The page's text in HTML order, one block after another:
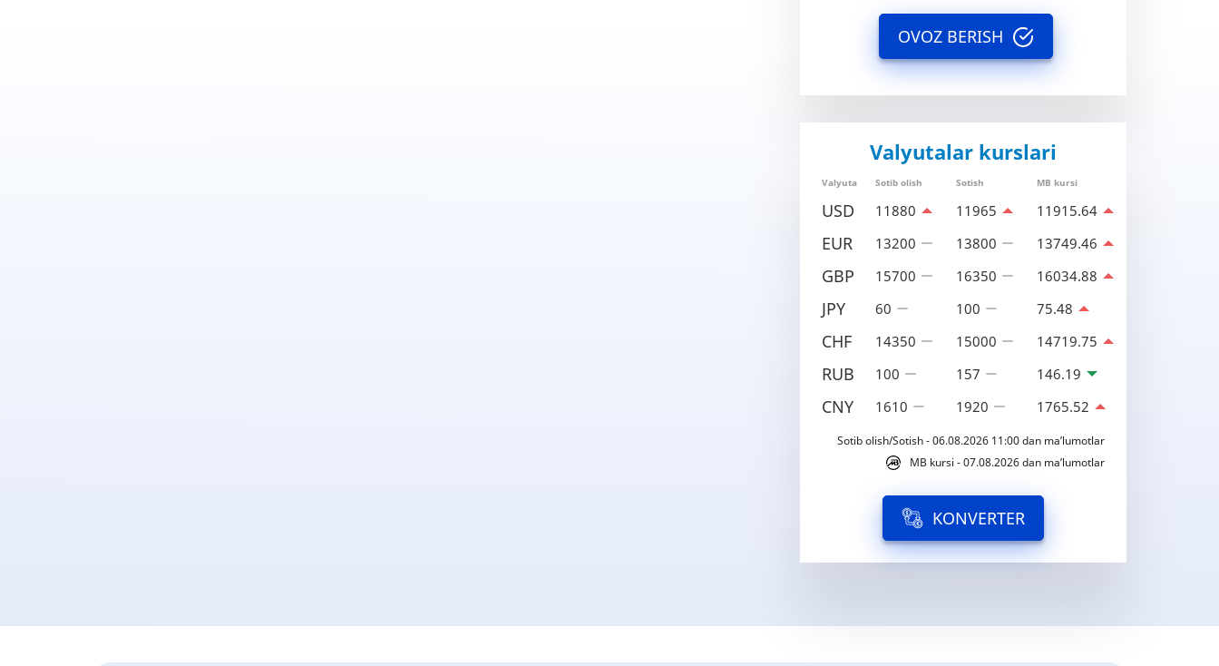
OVOZ BERISH
Valyutalar kurslari
Valyuta Sotib olish Sotish MB kursi
USD 11880 11965 11915.64
EUR 13200 13800 13749.46
GBP 15700 16350 16034.88
JPY 60 100 75.48
CHF 14350 15000 14719.75
RUB 100 157 146.19
CNY 1610 1920 1765.52
Sotib olish/Sotish - 06.08.2026 11:00 dan ma’lumotlar
MB kursi - 07.08.2026 dan ma’lumotlar
KONVERTER